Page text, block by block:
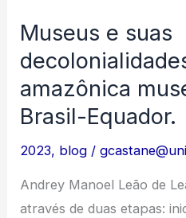
Museus e suas
amazônica
Brasil-Equador.
2023, blog /
Andrey Manoel Leão de
através de duas etapas: